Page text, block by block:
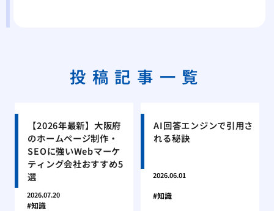
投稿記事一覧
【2026年最新】大阪府
のホームページ制作・
SEOに強いWebマーケ
ティング会社おすすめ5
選
2026.07.20
知識
AI回答エンジンで引用さ
れる秘訣
2026.06.01
知識